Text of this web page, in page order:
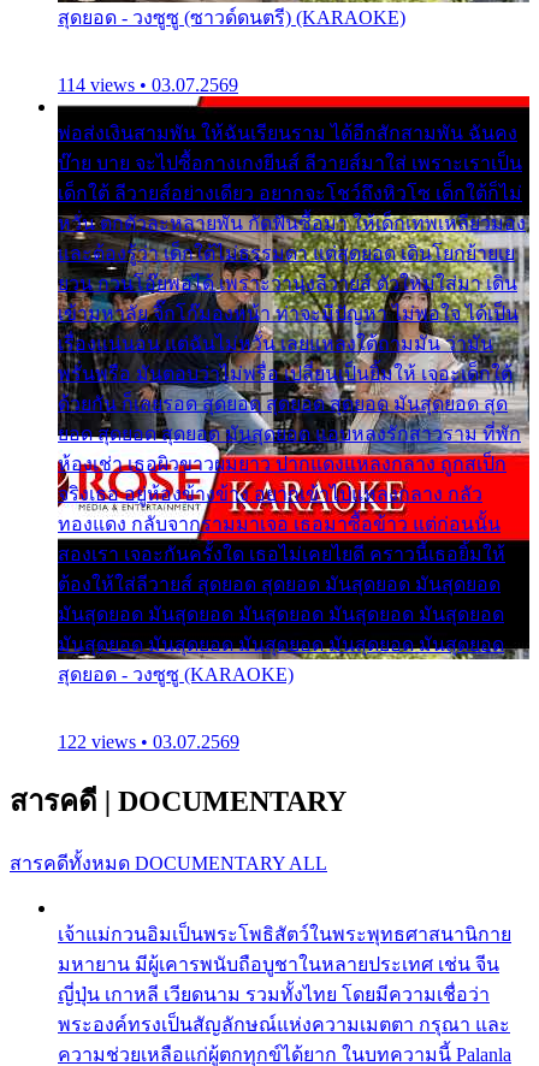
สุดยอด - วงซูซู (ซาวด์ดนตรี) (KARAOKE)
114 views • 03.07.2569
พ่อส่งเงินสามพัน ให้ฉันเรียนราม ได้อีกสักสามพัน ฉันคง
บ๊าย บาย จะไปซื้อกางเกงยีนส์ ลีวายส์มาใส่ เพราะเราเป็น
เด็กใต้ ลีวายส์อย่างเดียว อยากจะโชว์ถึงหิวโซ เด็กใต้ก็ไม่
หวั่น ตกตัวละหลายพัน กัดฟันซื้อมา ให้เด็กเทพเหลียวมอง
และต้องรู้ว่า เด็กใต้ไม่ธรรมดา แต่สุดยอด เดินโยกย้ายเย
ยวน กวนโอ๊ยพอได้ เพราะว่านุ่งลีวายส์ ตัวใหม่ใส่มา เดิน
เข้ามหาลัย จิ๊กโก๊มองหน้า ท่าจะมีปัญหา ไม่พอใจ ได้เป็น
เรื่องแน่นอน แต่ฉันไม่หวั่น เลยแหลงใต้ถามมัน ว่ามัน
พรั่นพรือ มันตอบว่าไม่พรื่อ เปลี่ยนเป็นยิ้มให้ เจอะเด็กใต้
ด้วยกัน ก็เลยรอด สุดยอด สุดยอด สุดยอด มันสุดยอด สุด
ยอด สุดยอด สุดยอด มันสุดยอด แอบหลงรักสาวราม ที่พัก
ห้องเช่า เธอผิวขาวผมยาว ปากแดงแหลงกลาง ถูกสเป็ก
จริงเธอ อยู่ห้องข้างข้าง อยากเข้าไปแหลงกลาง กลัว
ทองแดง กลับจากรามมาเจอ เธอมาซื้อข้าว แต่ก่อนนั้น
สองเรา เจอะกันครั้งใด เธอไม่เคยไยดี คราวนี้เธอยิ้มให้
ต้องให้ใส่ลีวายส์ สุดยอด สุดยอด มันสุดยอด มันสุดยอด
มันสุดยอด มันสุดยอด มันสุดยอด มันสุดยอด มันสุดยอด
มันสุดยอด มันสุดยอด มันสุดยอด มันสุดยอด มันสุดยอด
สุดยอด - วงซูซู (KARAOKE)
122 views • 03.07.2569
สารคดี | DOCUMENTARY
สารคดีทั้งหมด DOCUMENTARY ALL
เจ้าแม่กวนอิมเป็นพระโพธิสัตว์ในพระพุทธศาสนานิกาย
มหายาน มีผู้เคารพนับถือบูชาในหลายประเทศ เช่น จีน
ญี่ปุ่น เกาหลี เวียดนาม รวมทั้งไทย โดยมีความเชื่อว่า
พระองค์ทรงเป็นสัญลักษณ์แห่งความเมตตา กรุณา และ
ความช่วยเหลือแก่ผู้ตกทุกข์ได้ยาก ในบทความนี้ Palanla